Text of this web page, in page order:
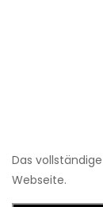
Das
Webseite.